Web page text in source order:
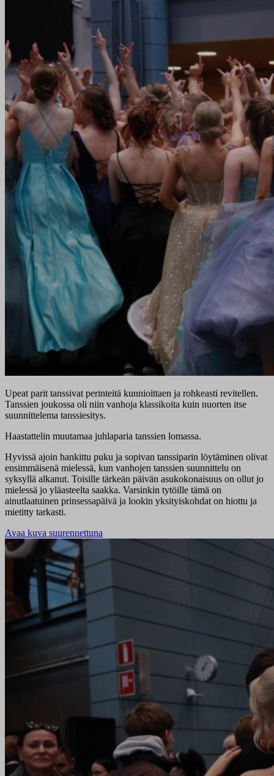
Upeat parit tanssivat perinteitä kunnioittaen ja rohkeasti revitellen.
Tanssien joukossa oli niin vanhoja klassikoita kuin nuorten itse
suunnittelema tanssiesitys.
Haastattelin muutamaa juhlaparia tanssien lomassa.
Hyvissä ajoin hankittu puku ja sopivan tanssiparin löytäminen olivat
ensimmäisenä mielessä, kun vanhojen tanssien suunnittelu on
syksyllä alkanut. Toisille tärkeän päivän asukokonaisuus on ollut jo
mielessä jo yläasteelta saakka. Varsinkin tytöille tämä on
ainutlaatuinen prinsessapäivä ja lookin yksityiskohdat on hiottu ja
mietitty tarkasti.
Avaa kuva suurennettuna